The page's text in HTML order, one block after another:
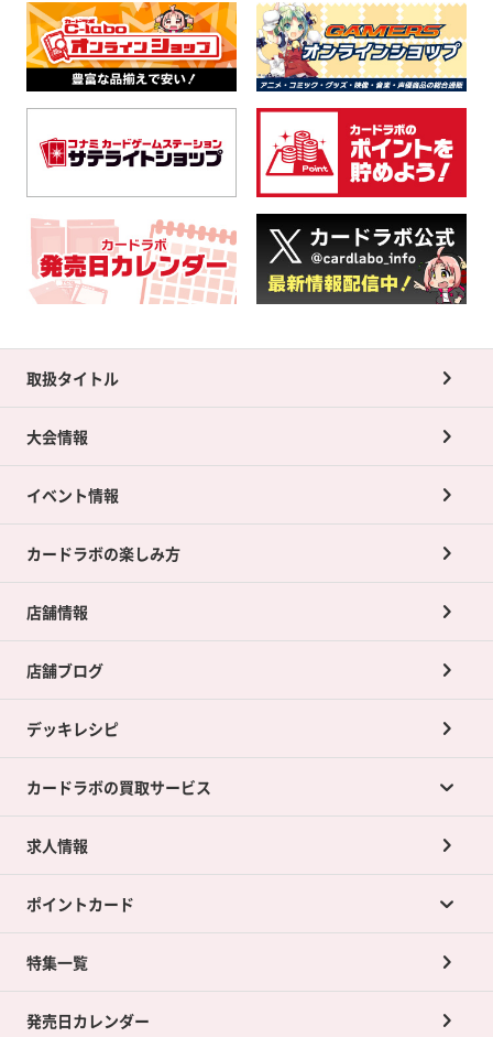
取扱タイトル
大会情報
イベント情報
カードラボの楽しみ方
店舗情報
店舗ブログ
デッキレシピ
カードラボの買取サービス
カードラボの買取サービスTOP
店舗買取について
ネット買取について
買取承諾書について
求人情報
ポイントカード
ポイントカードTOP
ポイント交換景品
特集一覧
発売日カレンダー